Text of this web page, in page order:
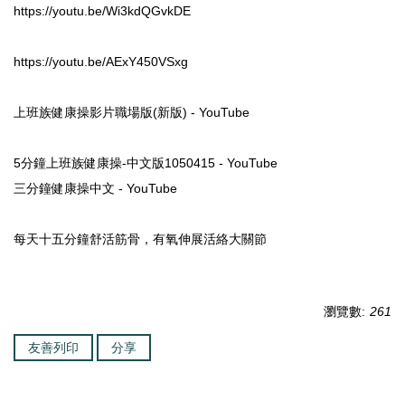
https://youtu.be/Wi3kdQGvkDE
https://youtu.be/AExY450VSxg
上班族健康操影片職場版(新版) - YouTube
5分鐘上班族健康操-中文版1050415 - YouTube
三分鐘健康操中文 - YouTube
每天十五分鐘舒活筋骨，有氧伸展活絡大關節
瀏覽數: 261
友善列印 分享